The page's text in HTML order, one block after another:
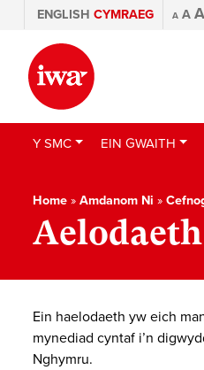
ENGLISH CYMRAEG A A A
Y SMC EIN GWAITH
Home » Amdanom Ni »
Ein haelodaeth yw eich
mynediad cyntaf i’n
Nghymru.